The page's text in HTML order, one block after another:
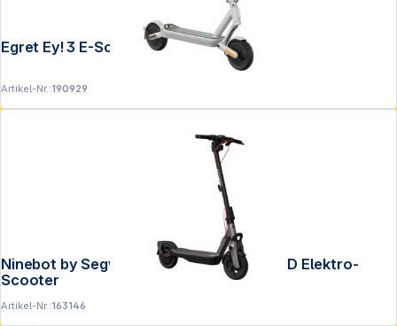
Egret Ey! 3 E-Scooter
Artikel-Nr.:190929
Ninebot by Segway KickScooter F3 PRO D Elektro-
Scooter
Artikel-Nr.:163146